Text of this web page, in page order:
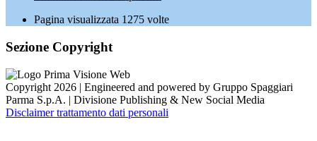
Pagina visualizzata 1275 volte
Sezione Copyright
Copyright 2026 | Engineered and powered by Gruppo Spaggiari
Parma S.p.A. | Divisione Publishing & New Social Media
Disclaimer trattamento dati personali